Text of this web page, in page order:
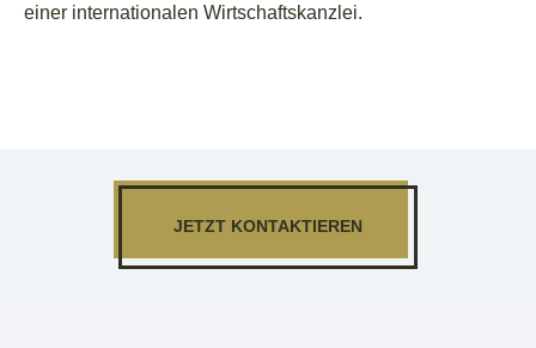
einer internationalen Wirtschaftskanzlei.
JETZT KONTAKTIEREN